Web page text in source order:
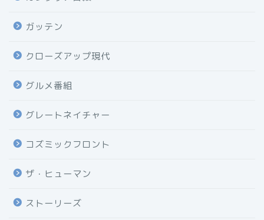
ガッテン
クローズアップ現代
グルメ番組
グレートネイチャー
コズミックフロント
ザ・ヒューマン
ストーリーズ